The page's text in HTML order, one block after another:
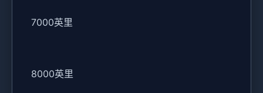
7000英里
8000英里